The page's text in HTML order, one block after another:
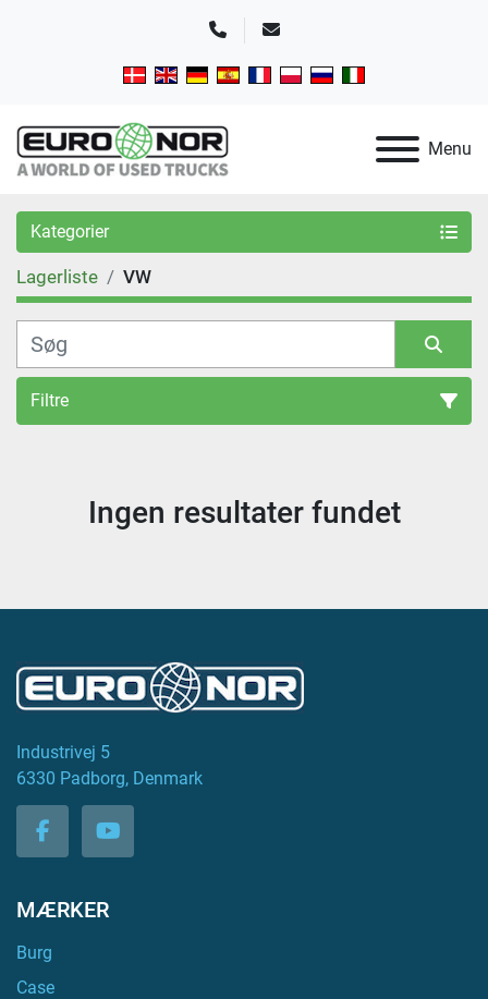
TelefonE-mail
Menu
Kategorier
Lagerliste VW
Filtre
Ingen resultater fundet
Industrivej 5
6330 Padborg, Denmark
facebookyoutube
MÆRKER
Burg
Case